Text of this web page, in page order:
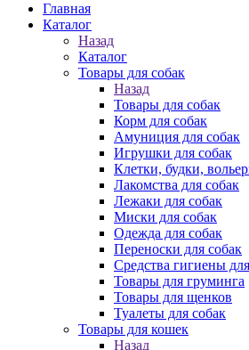
Главная
Каталог
Назад
Каталог
Товары для собак
Назад
Товары для собак
Корм для собак
Амуниция для собак
Игрушки для собак
Клетки, будки,
Лакомства для собак
Лежаки для собак
Миски для собак
Одежда для собак
Переноски для собак
Средства гигиены
Товары для груминга
Товары для щенков
Туалеты для собак
Товары для кошек
Назад